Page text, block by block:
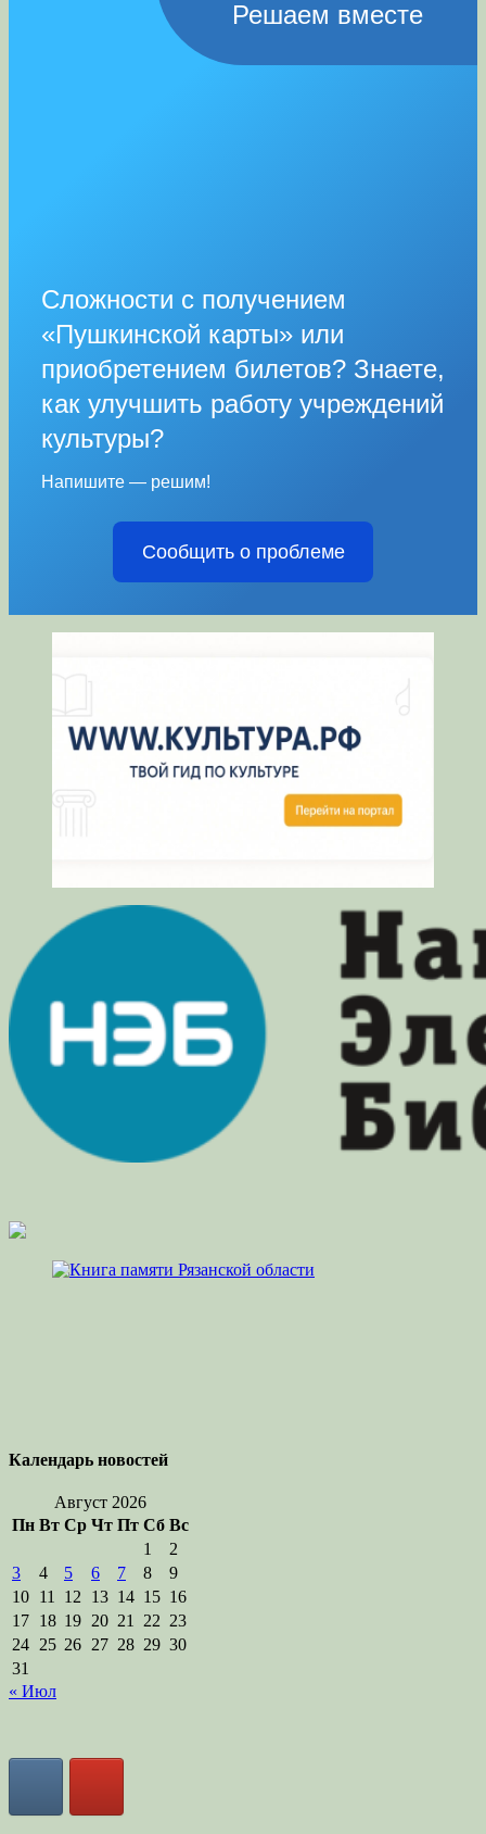
Решаем вместе
Сложности с получением
«Пушкинской карты» или
приобретением билетов? Знаете,
как улучшить работу учреждений
культуры?
Напишите — решим!
Сообщить о проблеме
Календарь новостей
Август 2026
Пн Вт Ср Чт Пт Сб Вс
1
2
3
4 5 6 7 8
9
10 11 12 13 14 15 16
17 18 19 20 21 22 23
24 25 26 27 28 29 30
31
« Июл